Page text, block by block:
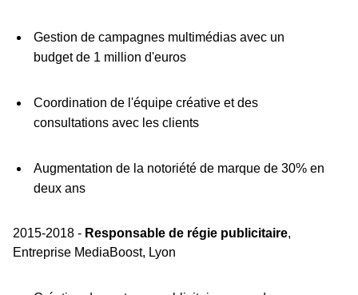
Gestion de campagnes multimédias avec un
budget de 1 million d'euros
Coordination de l'équipe créative et des
consultations avec les clients
Augmentation de la notoriété de marque de 30% en
deux ans
2015-2018 - Responsable de régie publicitaire,
Entreprise MediaBoost, Lyon